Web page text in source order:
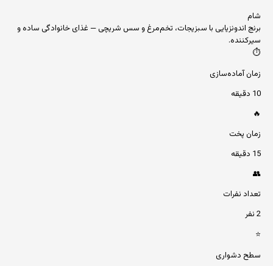
شام
برنج اندونزیایی با سبزیجات، تخم‌مرغ و سس شریچی — غذای خانوادگی ساده و
سیرکننده.
⏱️
زمان آماده‌سازی
10 دقیقه
🔥
زمان پخت
15 دقیقه
👥
تعداد نفرات
2 نفر
⭐
سطح دشواری